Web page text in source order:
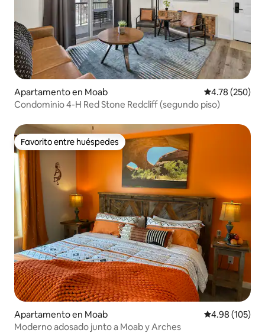
Apartamento en Moab Calificación
4.78 (250)
Condominio 4-H Red Stone Redcliff (segundo piso)
Favorito entre huéspedes
Favorito entre huéspedes
Apartamento en Moab Calificación
4.98 (105)
Moderno adosado junto a Moab y Arches